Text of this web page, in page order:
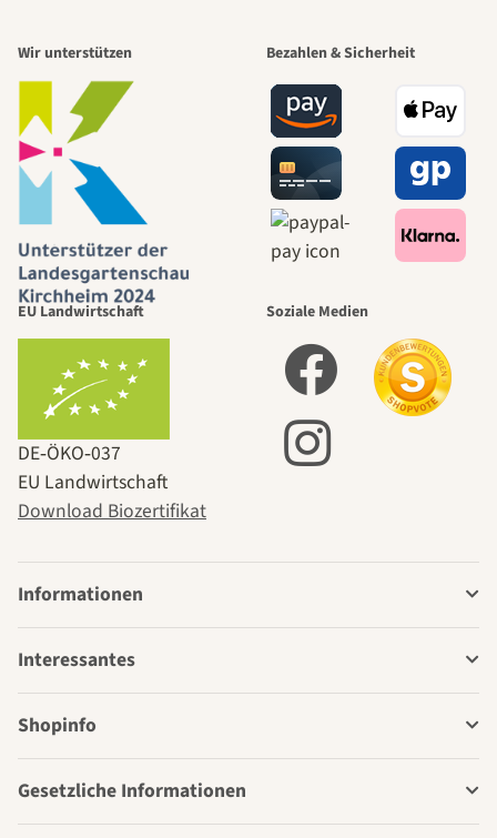
Wir unterstützen Bezahlen & Sicherheit
EU Landwirtschaft
DE‑ÖKO‑037
EU Landwirtschaft
Download Biozertifikat
Soziale Medien
Informationen
Interessantes
Shopinfo
Gesetzliche Informationen